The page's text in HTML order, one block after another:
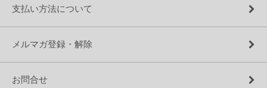
支払い方法について
メルマガ登録・解除
お問合せ